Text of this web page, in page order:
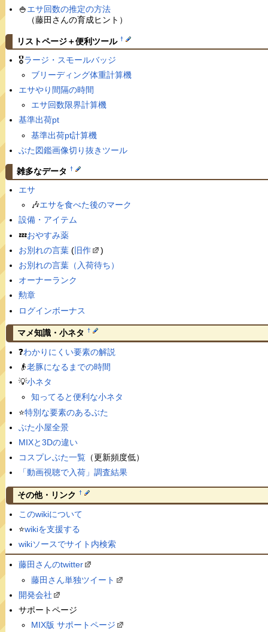
🍚エサ回数の推定の方法
（藤田さんの育成ヒント）
リストページ＋便利ツール †
🎖ラージ・スモールバッジ
ブリーディング体重計算機
エサやり間隔の時間
エサ回数限界計算機
基準出荷pt
基準出荷pt計算機
ぶた図鑑画像切り抜きツール
雑多なデータ †
エサ
🎶エサを食べた後のマーク
設備・アイテム
💤おやすみ薬
お別れの言葉(旧作
)
お別れの言葉（入荷待ち）
オーナーランク
勲章
ログインボーナス
マメ知識・小ネタ †
❓わかりにくい要素の解説
👴老豚になるまでの時間
💡小ネタ
知ってると便利な小ネタ
⭐️特別な要素のあるぶた
ぶた小屋全景
MIXと3Dの違い
コスプレぶた一覧（更新頻度低）
「動画視聴で入荷」調査結果
その他・リンク †
このwikiについて
⭐️wikiを支援する
wikiソースでサイト内検索
藤田さんのtwitter
藤田さん単独ツイート
開発会社
サポートページ
MIX版 サポートページ